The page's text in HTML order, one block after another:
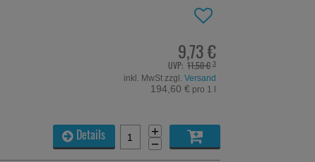
9,73 €
UVP: 11,50 €³
inkl. MwSt zzgl. Versand
194,60 € pro 1 l
+
−
Details